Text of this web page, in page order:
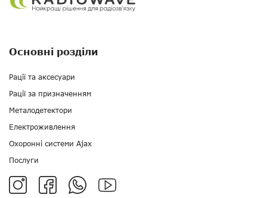
Основні розділи
Рації та аксесуари
Рації за призначенням
Металодетектори
Електроживлення
Охоронні системи Ajax
Послуги